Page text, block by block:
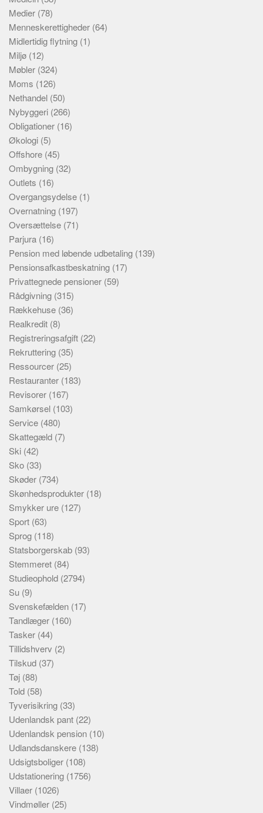
Medier (78)
Menneskerettigheder (64)
Midlertidig flytning (1)
Miljø (12)
Møbler (324)
Moms (126)
Nethandel (50)
Nybyggeri (266)
Obligationer (16)
Økologi (5)
Offshore (45)
Ombygning (32)
Outlets (16)
Overgangsydelse (1)
Overnatning (197)
Oversættelse (71)
Parjura (16)
Pension med løbende udbetaling (139)
Pensionsafkastbeskatning (17)
Privattegnede pensioner (59)
Rådgivning (315)
Rækkehuse (36)
Realkredit (8)
Registreringsafgift (22)
Rekruttering (35)
Ressourcer (25)
Restauranter (183)
Revisorer (167)
Samkørsel (103)
Service (480)
Skattegæld (7)
Ski (42)
Sko (33)
Skøder (734)
Skønhedsprodukter (18)
Smykker ure (127)
Sport (63)
Sprog (118)
Statsborgerskab (93)
Stemmeret (84)
Studieophold (2794)
Su (9)
Svenskefælden (17)
Tandlæger (160)
Tasker (44)
Tillidshverv (2)
Tilskud (37)
Tøj (88)
Told (58)
Tyverisikring (33)
Udenlandsk pant (22)
Udenlandsk pension (10)
Udlandsdanskere (138)
Udsigtsboliger (108)
Udstationering (1756)
Villaer (1026)
Vindmøller (25)